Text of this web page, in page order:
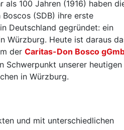
als 100 Jahren (1916) haben
Boscos (SDB) ihre erste
Deutschland gegründet: ein
Würzburg. Heute ist daraus
der Caritas-Don Bosco
Schwerpunkt unserer
in Würzburg.
und mit unterschiedlichen